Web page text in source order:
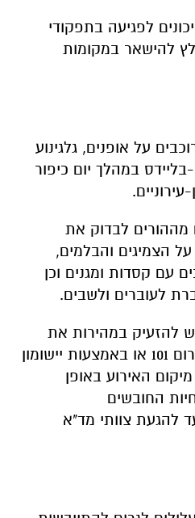
לפגיעה בתפקודי
להישאר במקומות
על אופנים, גלגינוע
במהלך יום כיפור
מההורים לבדוק את
הצמיגים והבלמים,
עם קסדות ומגנים וכן
לעוברים ולשבים.
להזעיק במהירות את
צוותי מד"א בטלפון החירום 101 או באמצעות יישומון
האירוע באופן
החובשים
להגעת צוותי מד"א